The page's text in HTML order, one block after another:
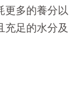
更多的養分以
充足的水分及